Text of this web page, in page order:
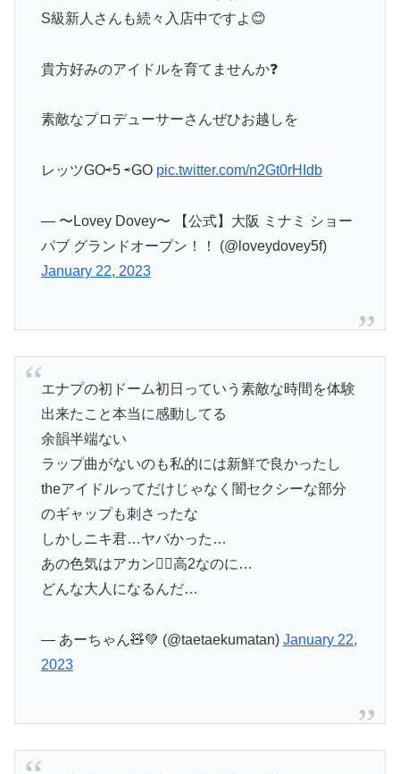
S級新人さんも続々入店中ですよ😊
貴方好みのアイドルを育てませんか❓
素敵なプロデューサーさんぜひお越しを
レッツGO⇨5 ⇨GO pic.twitter.com/n2Gt0rHIdb
— 〜Lovey Dovey〜 【公式】大阪 ミナミ ショー
パブ グランドオープン！！ (@loveydovey5f)
January 22, 2023
エナプの初ドーム初日っていう素敵な時間を体験
出来たこと本当に感動してる
余韻半端ない
ラップ曲がないのも私的には新鮮で良かったし
theアイドルってだけじゃなく闇セクシーな部分
のギャップも刺さったな
しかしニキ君…ヤバかった…
あの色気はアカン🤦‍♀️高2なのに…
どんな大人になるんだ…
— あーちゃん🧸💚 (@taetaekumatan) January 22,
2023